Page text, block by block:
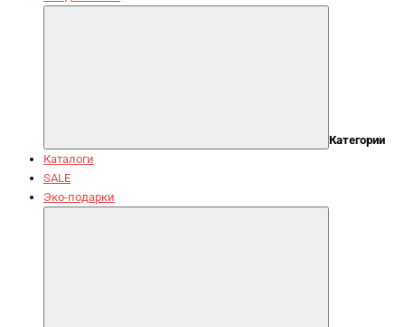
Категории
Каталоги
SALE
Эко-подарки